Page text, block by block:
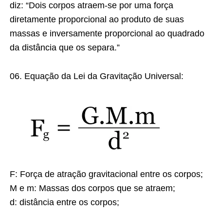
diz: “Dois corpos atraem-se por uma força
diretamente proporcional ao produto de suas
massas e inversamente proporcional ao quadrado
da distância que os separa.”
06. Equação da Lei da Gravitação Universal:
F: Força de atração gravitacional entre os corpos;
M e m: Massas dos corpos que se atraem;
d: distância entre os corpos;